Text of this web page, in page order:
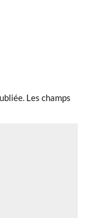
Les champs